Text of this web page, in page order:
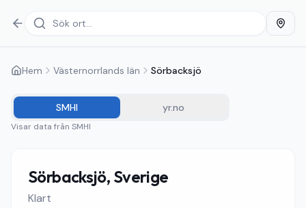
Hem Västernorrlands län Sörbacksjö
SMHI yr.no
Visar data från SMHI
Sörbacksjö, Sverige
Klart